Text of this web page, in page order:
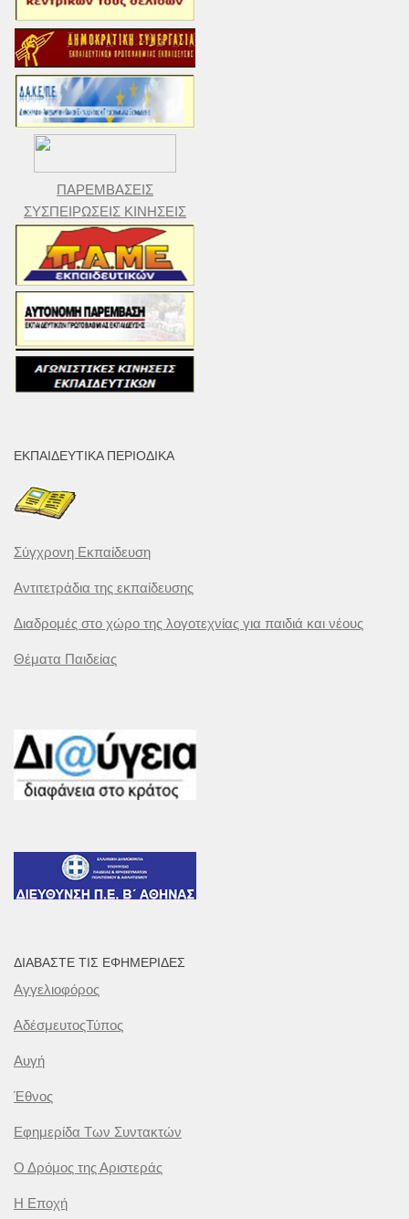
ΠΑΡΕΜΒΑΣΕΙΣ
ΣΥΣΠΕΙΡΩΣΕΙΣ ΚΙΝΗΣΕΙΣ
ΕΚΠΑΙΔΕΥΤΙΚΆ ΠΕΡΙΟΔΙΚΆ
Σύγχρονη Εκπαίδευση
Αντιτετράδια της εκπαίδευσης
Διαδρομές στο χώρο της λογοτεχνίας για παιδιά και νέους
Θέματα Παιδείας
ΔΙΑΒΆΣΤΕ ΤΙΣ ΕΦΗΜΕΡΊΔΕΣ
Αγγελιοφόρος
ΑδέσμευτοςΤύπος
Αυγή
Έθνος
Εφημερίδα Των Συντακτών
Ο Δρόμος της Αριστεράς
Η Εποχή